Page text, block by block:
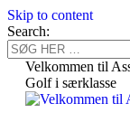
Skip to content
Search:
Velkommen til
Golf i særklasse